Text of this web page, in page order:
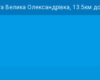
Велика Олександрівка, 13.5км